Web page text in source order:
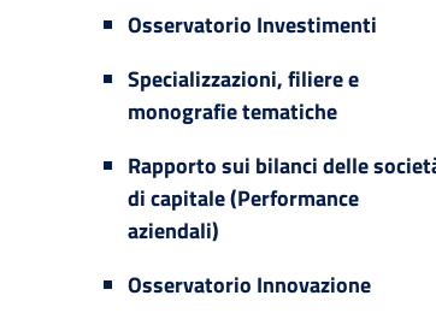
Osservatorio Investimenti
Specializzazioni, filiere e
monografie tematiche
Rapporto sui bilanci delle
di capitale (Performance
aziendali)
Osservatorio Innovazione